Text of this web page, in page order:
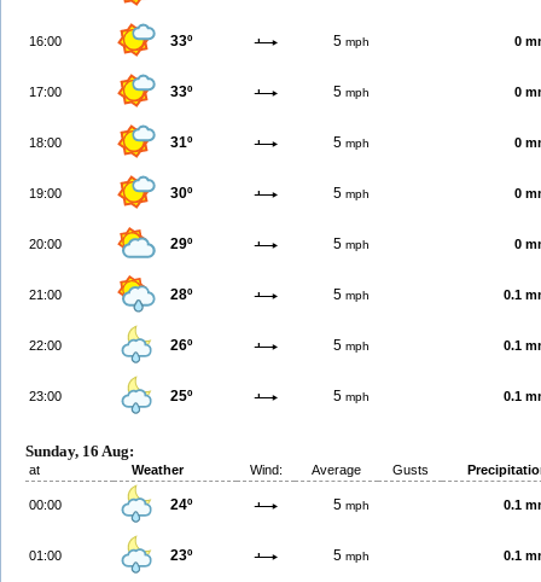
16:00 33º 5 mph 0
17:00 33º 5 mph 0
18:00 31º 5 mph 0
19:00 30º 5 mph 0
20:00 29º 5 mph 0
21:00 28º 5 mph 0.1
22:00 26º 5 mph 0.1
23:00 25º 5 mph 0.1
Sunday, 16 Aug:
at Weather Wind: Average Gusts
00:00 24º 5 mph 0.1
01:00 23º 5 mph 0.1